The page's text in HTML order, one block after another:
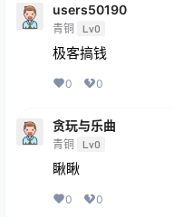
users50190
青铜 Lv0
极客搞钱
0 0
贪玩与乐曲
青铜 Lv0
瞅瞅
0 0